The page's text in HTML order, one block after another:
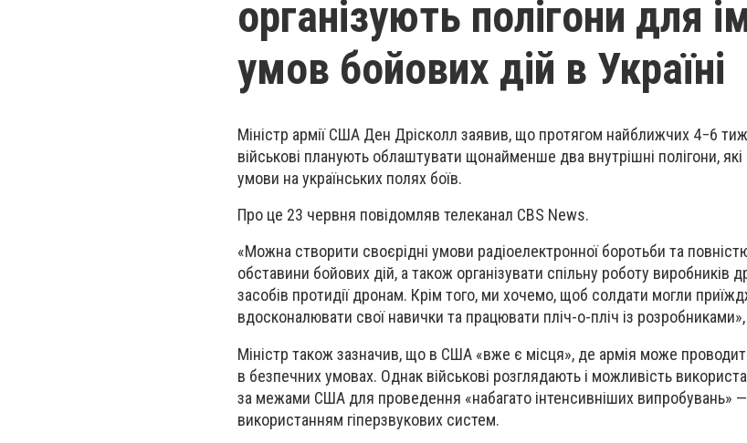
організують полігони для
умов бойових дій в Україні
Міністр армії США Ден Дрісколл заявив, що протягом найближчих 4−6
військові планують облаштувати щонайменше два внутрішні полігони, які
умови на українських полях боїв.
Про це 23 червня повідомляв телеканал CBS News.
«Можна створити своєрідні умови радіоелектронної боротьби та
обставини бойових дій, а також організувати спільну роботу виробників
засобів протидії дронам. Крім того, ми хочемо, щоб солдати могли
вдосконалювати свої навички та працювати пліч-о-пліч із
Міністр також зазначив, що в США «вже є місця», де армія може
в безпечних умовах. Однак військові розглядають і можливість
за межами США для проведення «набагато інтенсивніших випробувань» —
використанням гіперзвукових систем.